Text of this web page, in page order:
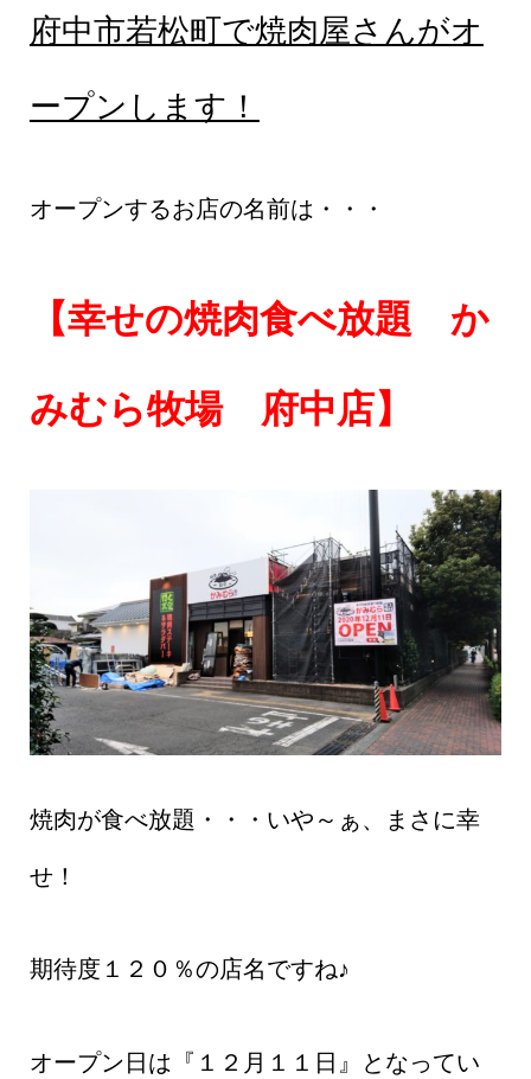
府中市若松町で焼肉屋さんがオ
ープンします！
オープンするお店の名前は・・・
【幸せの焼肉食べ放題 か
みむら牧場 府中店】
焼肉が食べ放題・・・いや～ぁ、まさに幸
せ！
期待度１２０％の店名ですね♪
オープン日は『１２月１１日』となってい